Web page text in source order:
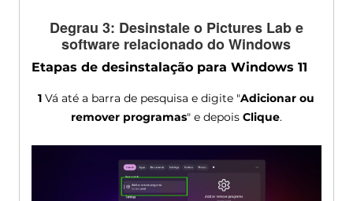
Degrau 3: Desinstale o Pictures Lab e
software relacionado do Windows
Etapas de desinstalação para Windows 11
1 Vá até a barra de pesquisa e digite "Adicionar ou
remover programas" e depois Clique.